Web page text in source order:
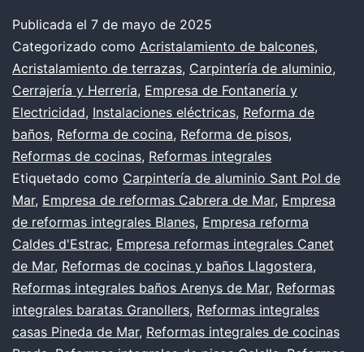
moderna
y
no
arruinarse.
10
trucos
que
funcionan
Publicada el 7 de mayo de 2025
Categorizado como Acristalamiento de balcones,
Acristalamiento de terrazas, Carpintería de aluminio,
Cerrajería y Herrería, Empresa de Fontanería y
Electricidad, Instalaciones eléctricas, Reforma de
baños, Reforma de cocina, Reforma de pisos,
Reformas de cocinas, Reformas integrales
Etiquetado como Carpintería de aluminio Sant Pol de
Mar, Empresa de reformas Cabrera de Mar, Empresa
de reformas integrales Blanes, Empresa reforma
Caldes d'Estrac, Empresa reformas integrales Canet
de Mar, Reformas de cocinas y baños Llagostera,
Reformas integrales baños Arenys de Mar, Reformas
integrales baratas Granollers, Reformas integrales
casas Pineda de Mar, Reformas integrales de cocinas